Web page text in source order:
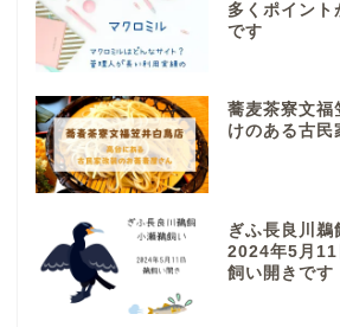
多くポイント
です
蕎麦茶寮文
けのある古民
ぎふ長良川
2024年5月11
飼い開きです
ぎふまる
ぎふまるけ内の
（画像）＆掲